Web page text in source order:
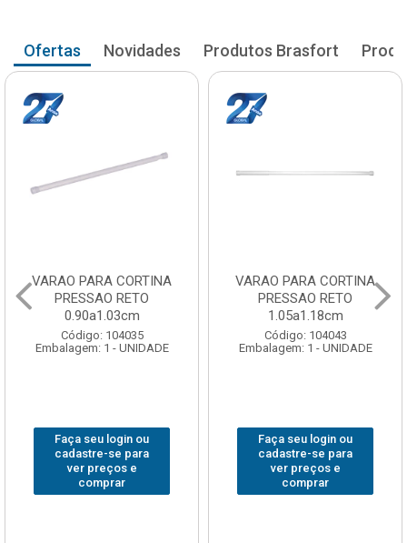
Ofertas Novidades Produtos Brasfort
VARAO PARA CORTINA
PRESSAO RETO
0.90a1.03cm
Código: 104035
Embalagem: 1 - UNIDADE
Faça seu login ou
cadastre-se para
ver preços e
comprar
VARAO PARA CORTINA
PRESSAO RETO
1.05a1.18cm
Código: 104043
Embalagem: 1 - UNIDADE
Faça seu login ou
cadastre-se para
ver preços e
comprar